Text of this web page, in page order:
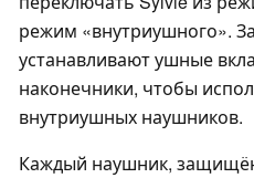
режим «внутриушного».
устанавливают ушные
наконечники, чтобы
внутриушных наушников.
Каждый наушник,